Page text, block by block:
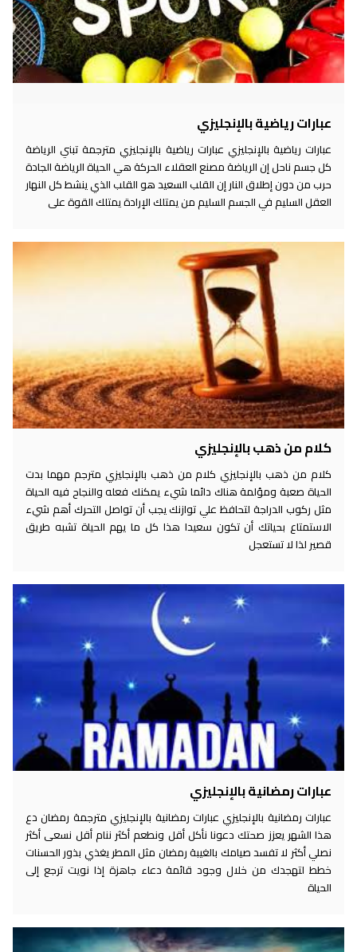
عبارات رياضية بالإنجليزي
عبارات رياضية بالإنجليزي عبارات رياضية بالإنجليزي مترجمة تبني الرياضة
كل جسم ناحل إن الرياضة مصنع العقلاء الحركة هي الحياة الرياضة الجادة
حرب من دون إطلاق النار إن القلب السعيد هو القلب الذي ينشط كل النهار
العقل السليم في الجسم السليم من يمتلك الإرادة يمتلك القوة على
كلام من ذهب بالإنجليزي
كلام من ذهب بالإنجليزي كلام من ذهب بالإنجليزي مترجم مهما بدت
الحياة صعبة ومؤلمة هناك دائما شيء يمكنك فعله والنجاح فيه الحياة
مثل ركوب الدراجة لتحافظ علي توازنك يجب أن تواصل التحرك أهم شيء
الاستمتاع بحياتك أن تكون سعيدا هذا كل ما يهم الحياة تشبه طريق
قصير لذا لا تستعجل
عبارات رمضانية بالإنجليزي
عبارات رمضانية بالإنجليزي عبارات رمضانية بالإنجليزي مترجمة رمضان دع
هذا الشهر يعزز صحتك دعونا نأكل أقل ونطعم أكثر ننام أقل نسعى أكثر
نصلي أكثر لا تفسد صيامك بالغيبة رمضان مثل المطر يغذي بذور الحسنات
خطط لتهجدك من خلال وجود قائمة دعاء جاهزة إذا نويت ترجع إلى
الحياة